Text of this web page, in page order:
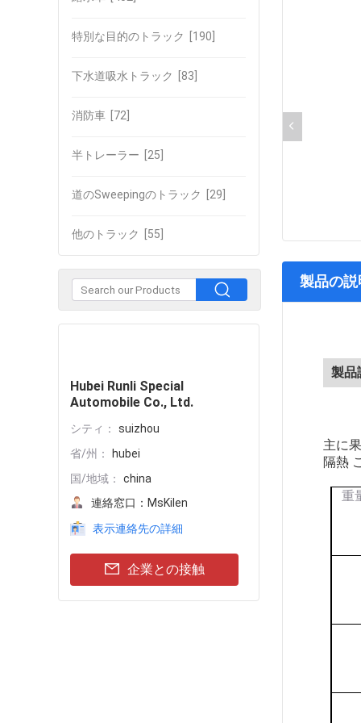
特別な目的のトラック [190]
下水道吸水トラック [83]
消防車 [72]
半トレーラー [25]
道のSweepingのトラック [29]
他のトラック [55]
Hubei Runli Special
Automobile Co., Ltd.
シティ：
suizhou
省/州：
hubei
国/地域：
china
連絡窓口： MsKilen
表示連絡先の詳細
企業との接触
製品の
製品
主に
隔熱
重